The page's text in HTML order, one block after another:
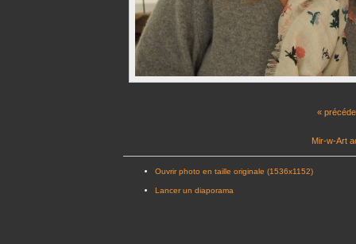
«
Mir-w-Art
Ouvrir photo en taille originale (1536x1152)
Lancer un diaporama